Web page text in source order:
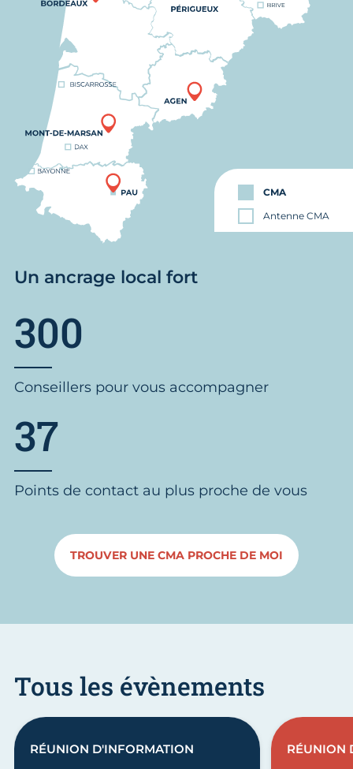
CMA
Antenne CMA
Un ancrage local fort
300
Conseillers pour vous accompagner
37
Points de contact au plus proche de vous
TROUVER UNE CMA PROCHE DE MOI
Tous les évènements
RÉUNION D'INFORMATION RÉUNION